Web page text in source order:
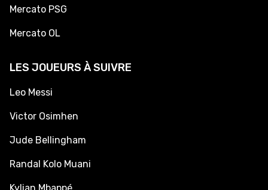
Mercato PSG
Mercato OL
LES JOUEURS À SUIVRE
Leo Messi
Victor Osimhen
Jude Bellingham
Randal Kolo Muani